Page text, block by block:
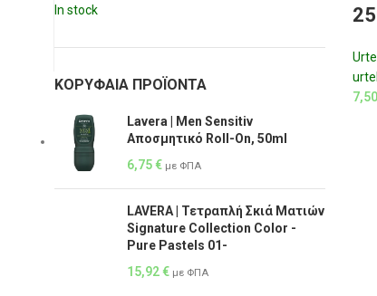
In stock
ΚΟΡΥΦΑΊΑ ΠΡΟΪΌΝΤΑ
Lavera | Men Sensitiv
Αποσμητικό Roll-On, 50ml
6,75€ με ΦΠΑ
LAVERA | Τετραπλή Σκιά Ματιών
Signature Collection Color -
Pure Pastels 01-
15,92€ με ΦΠΑ
7,50